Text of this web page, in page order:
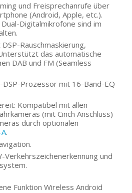
und Freisprechanrufe über
(Android, Apple, etc.).
Digitalmikrofone sind im
Rauschmaskierung,
das automatische
DAB und FM (Seamless
Prozessor mit 16-Band-EQ
Kompatibel mit allen
(mit Cinch Anschluss)
durch optionalen
.
Verkehrszeichenerkennung und
Funktion Wireless Android